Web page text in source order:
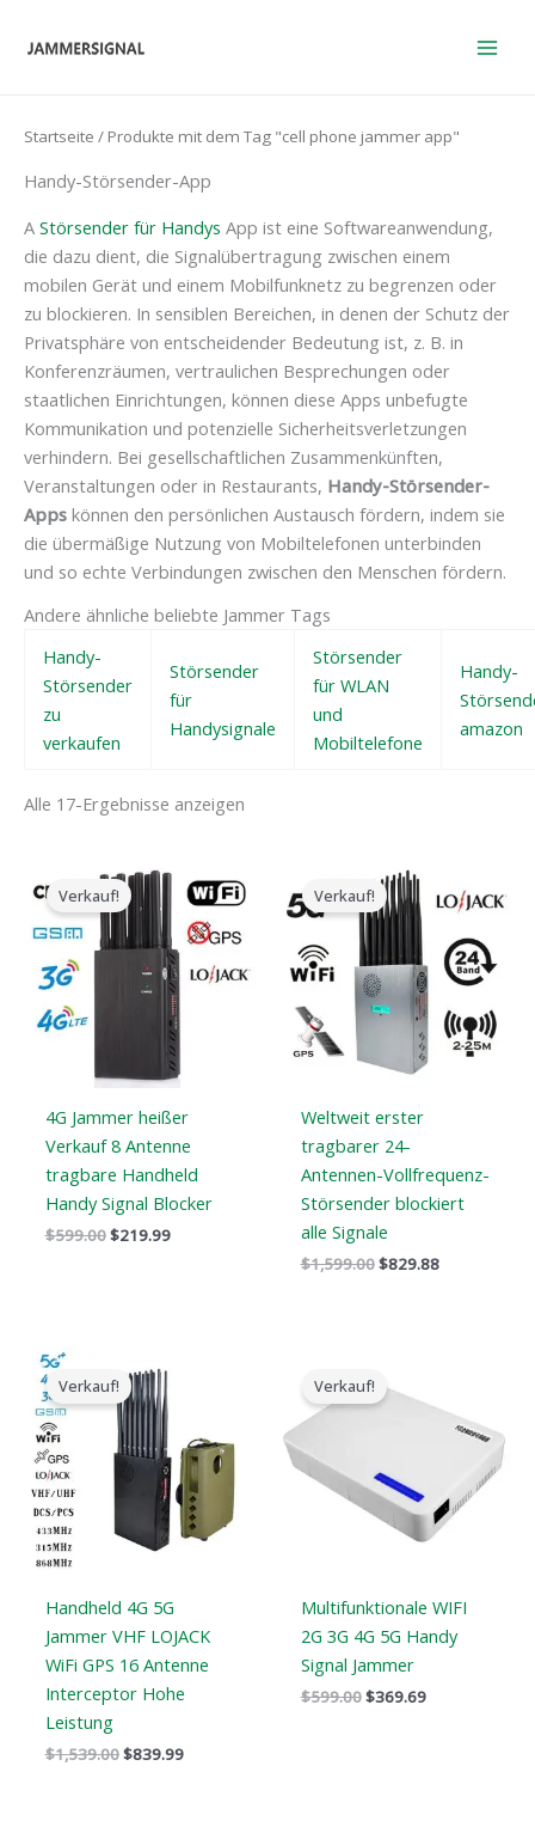
Inhalt
Startseite / Produkte mit dem Tag "cell phone jammer app"
Handy-Störsender-App
A Störsender für Handys App ist eine Softwareanwendung,
die dazu dient, die Signalübertragung zwischen einem
mobilen Gerät und einem Mobilfunknetz zu begrenzen oder
zu blockieren. In sensiblen Bereichen, in denen der Schutz der
Privatsphäre von entscheidender Bedeutung ist, z. B. in
Konferenzräumen, vertraulichen Besprechungen oder
staatlichen Einrichtungen, können diese Apps unbefugte
Kommunikation und potenzielle Sicherheitsverletzungen
verhindern. Bei gesellschaftlichen Zusammenkünften,
Veranstaltungen oder in Restaurants, Handy-Störsender-
Apps können den persönlichen Austausch fördern, indem sie
die übermäßige Nutzung von Mobiltelefonen unterbinden
und so echte Verbindungen zwischen den Menschen fördern.
Andere ähnliche beliebte Jammer Tags
Handy-
Störsender
zu
verkaufen
Störsender
für
Handysignale
Störsender
für WLAN
und
Mobiltelefone
Handy-
amazon
Alle 17-Ergebnisse anzeigen
Verkauf!
4G Jammer heißer
Verkauf 8 Antenne
tragbare Handheld
Handy Signal Blocker
$599.00
ursprüngliche
Preis
war:
$599.00.
$219.99
aktuelle
Preis
ist:
$219.99.
Verkauf!
Weltweit erster
tragbarer 24-
Antennen-Vollfrequenz-
Störsender blockiert
alle Signale
$1,599.00
ursprüngliche
Preis
war:
$1,599.00.
$829.88
aktuelle
Preis
$829.88.
Verkauf!
Handheld 4G 5G
Jammer VHF LOJACK
WiFi GPS 16 Antenne
Interceptor Hohe
Leistung
$1,539.00
ursprüngliche
Preis
war:
$1,539.00.
$839.99
$839.99.
Verkauf!
Multifunktionale WIFI
2G 3G 4G 5G Handy
Signal Jammer
$599.00
ursprüngliche
Preis
$369.69
ist:
$369.69.